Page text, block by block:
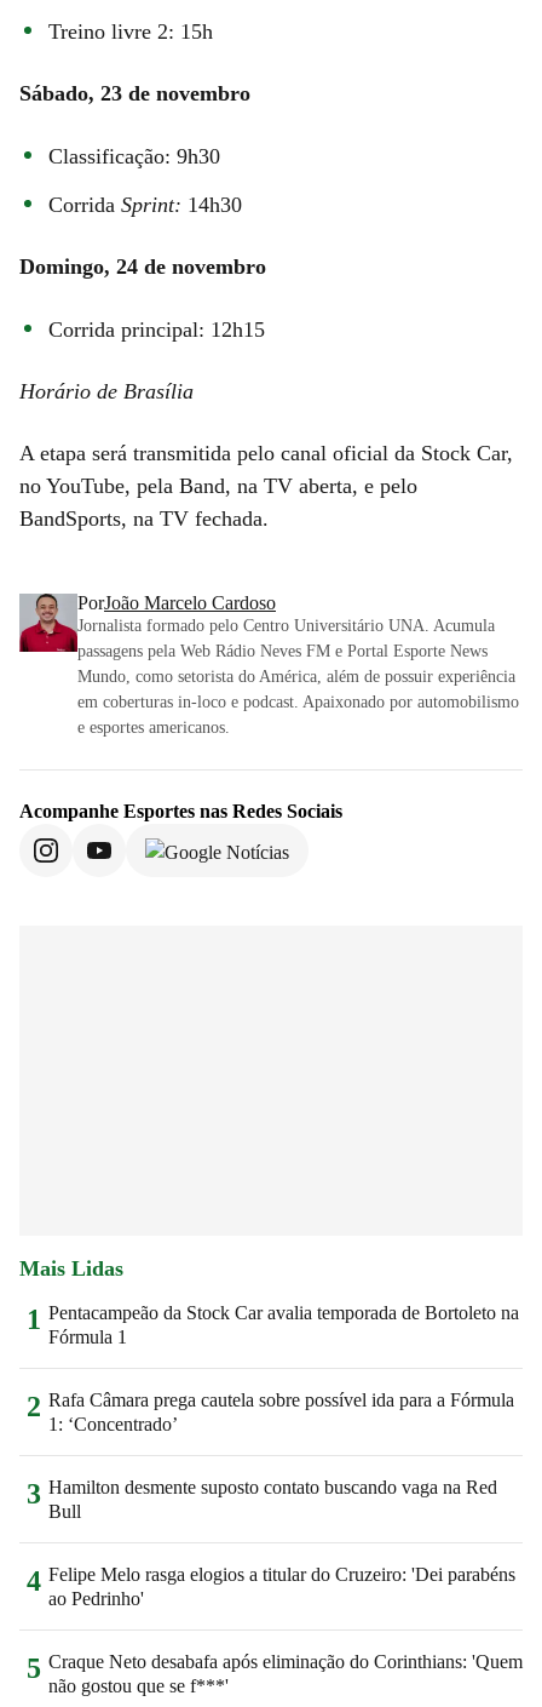
Treino livre 2: 15h
Sábado, 23 de novembro
Classificação: 9h30
Corrida Sprint: 14h30
Domingo, 24 de novembro
Corrida principal: 12h15
Horário de Brasília
A etapa será transmitida pelo canal oficial da Stock Car,
no YouTube, pela Band, na TV aberta, e pelo
BandSports, na TV fechada.
PorJoão Marcelo Cardoso
Jornalista formado pelo Centro Universitário UNA. Acumula
passagens pela Web Rádio Neves FM e Portal Esporte News
Mundo, como setorista do América, além de possuir experiência
em coberturas in-loco e podcast. Apaixonado por automobilismo
e esportes americanos.
Acompanhe Esportes nas Redes Sociais
Mais Lidas
1 Pentacampeão da Stock Car avalia temporada de Bortoleto na
Fórmula 1
2 Rafa Câmara prega cautela sobre possível ida para a Fórmula
1: ‘Concentrado’
3 Hamilton desmente suposto contato buscando vaga na Red
Bull
4 Felipe Melo rasga elogios a titular do Cruzeiro: 'Dei parabéns
ao Pedrinho'
5 Craque Neto desabafa após eliminação do Corinthians: 'Quem
não gostou que se f***'